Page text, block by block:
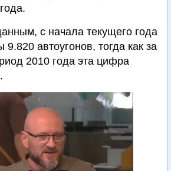
с начала текущего года
автоугонов, тогда как за
2010 года эта цифра